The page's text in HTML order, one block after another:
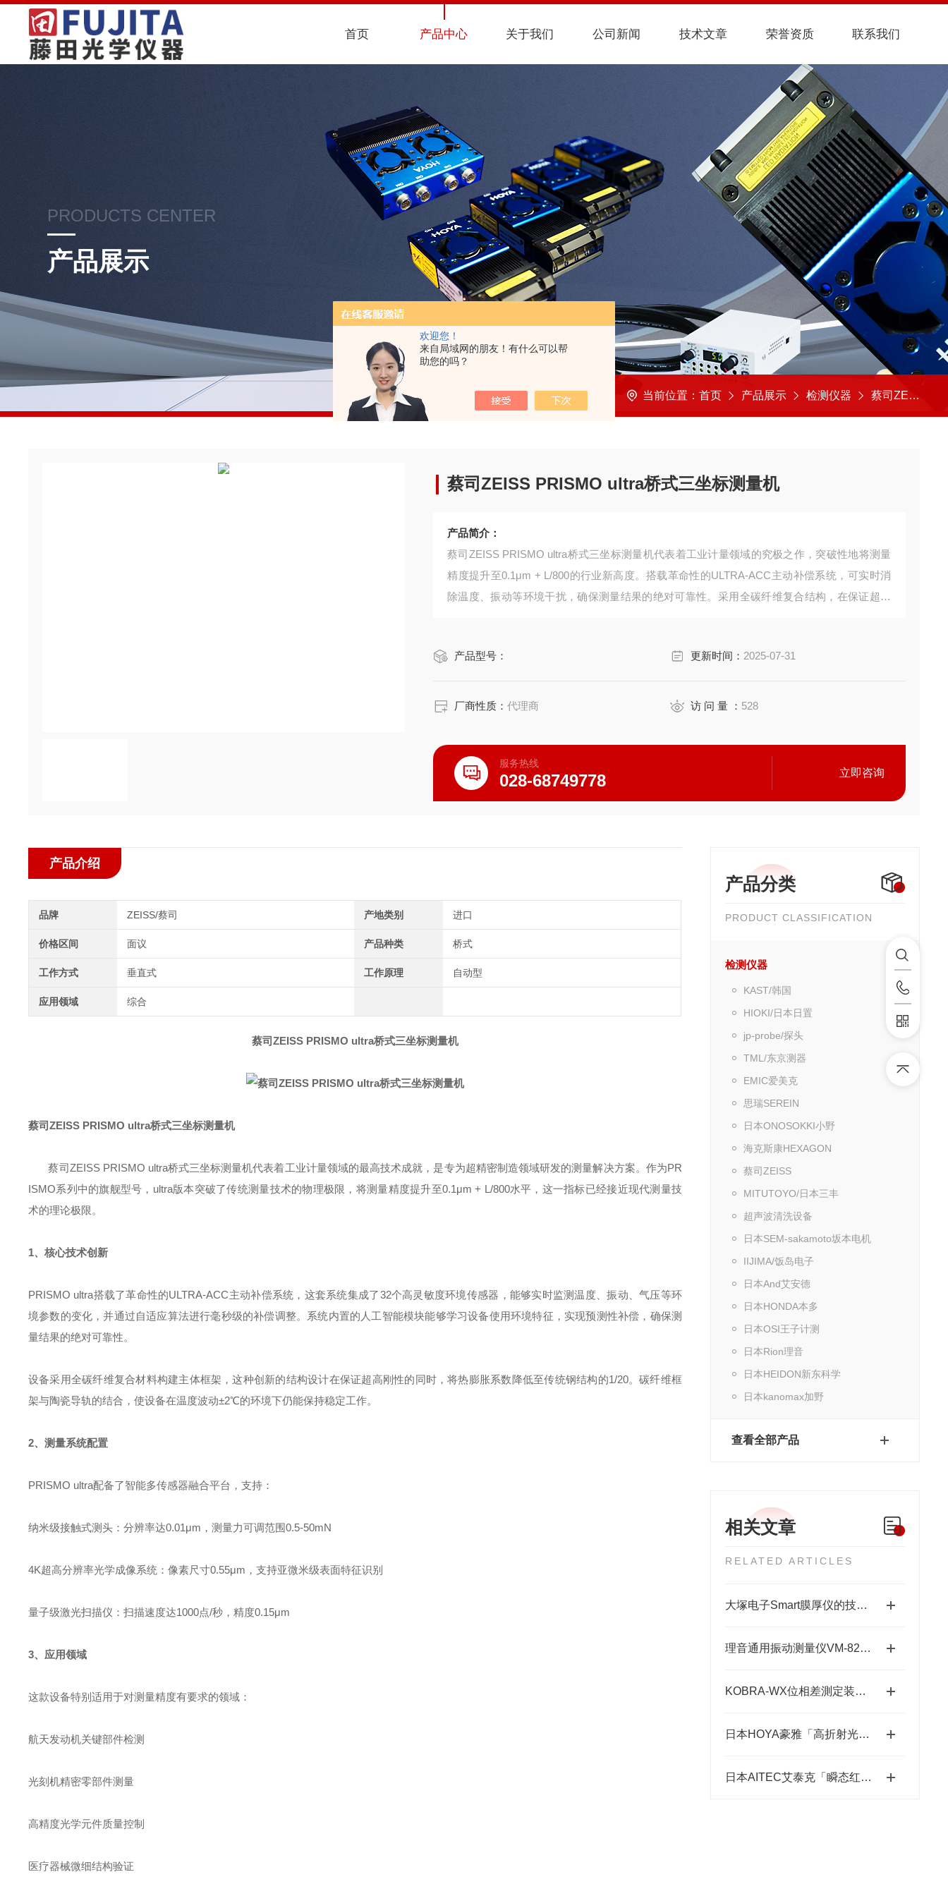
欢迎您！
来自局域网的朋友！有什么可以帮
助您的吗？
首页 产品中心 关于我们 公司新闻 技术文章 荣誉资质 联系我们
PRODUCTS CENTER
产品展示
当前位置： 首页 产品展示 检测仪器 蔡司ZEISS
蔡司ZEISS PRISMO ultra桥式三坐标测量机
产品简介：
蔡司ZEISS PRISMO ultra桥式三坐标测量机代表着工业计量领域的究极之作，突破性地将测量
精度提升至0.1μm + L/800的行业新高度。搭载革命性的ULTRA-ACC主动补偿系统，可实时消
除温度、振动等环境干扰，确保测量结果的绝对可靠性。采用全碳纤维复合结构，在保证超高
产品型号： 更新时间： 2025-07-31
厂商性质：代理商 访 问 量 ： 528
服务热线
028-68749778 立即咨询
产品分类
PRODUCT CLASSIFICATION
检测仪器
KAST/韩国
HIOKI/日本日置
jp-probe/探头
TML/东京测器
EMIC爱美克
思瑞SEREIN
日本ONOSOKKI小野
海克斯康HEXAGON
蔡司ZEISS
MITUTOYO/日本三丰
超声波清洗设备
日本SEM-sakamoto坂本电机
IIJIMA/饭岛电子
日本And艾安德
日本HONDA本多
日本OSI王子计测
日本Rion理音
日本HEIDON新东科学
日本kanomax加野
查看全部产品
相关文章
RELATED ARTICLES
大塚电子Smart膜厚仪的技术特点与应用优势
理音通用振动测量仪VM-82A的功能特性与设备维护应用
KOBRA-WX位相差測定装置技术原理：让“相位”变成“光强”
日本HOYA豪雅「高折射光学引擎」—2.0超高清折射率-总代理藤田光学
日本AITEC艾泰克「瞬态红外脉冲加热模块」总代理
产品介绍
品牌 ZEISS/蔡司 产地类别 进口
价格区间 面议 产品种类 桥式
工作方式 垂直式 工作原理 自动型
应用领域 综合
蔡司ZEISS PRISMO ultra桥式三坐标测量机
蔡司ZEISS PRISMO ultra桥式三坐标测量机
蔡司ZEISS PRISMO ultra桥式三坐标测量机代表着工业计量领域的最高技术成就，是专为超精密制造领域研发的测量解决方案。作为PR
ISMO系列中的旗舰型号，ultra版本突破了传统测量技术的物理极限，将测量精度提升至0.1μm + L/800水平，这一指标已经接近现代测量技
术的理论极限。
1、核心技术创新
PRISMO ultra搭载了革命性的ULTRA-ACC主动补偿系统，这套系统集成了32个高灵敏度环境传感器，能够实时监测温度、振动、气压等环
境参数的变化，并通过自适应算法进行毫秒级的补偿调整。系统内置的人工智能模块能够学习设备使用环境特征，实现预测性补偿，确保测
量结果的绝对可靠性。
设备采用全碳纤维复合材料构建主体框架，这种创新的结构设计在保证超高刚性的同时，将热膨胀系数降低至传统钢结构的1/20。碳纤维框
架与陶瓷导轨的结合，使设备在温度波动±2℃的环境下仍能保持稳定工作。
2、测量系统配置
PRISMO ultra配备了智能多传感器融合平台，支持：
纳米级接触式测头：分辨率达0.01μm，测量力可调范围0.5-50mN
4K超高分辨率光学成像系统：像素尺寸0.55μm，支持亚微米级表面特征识别
量子级激光扫描仪：扫描速度达1000点/秒，精度0.15μm
3、应用领域
这款设备特别适用于对测量精度有要求的领域：
航天发动机关键部件检测
光刻机精密零部件测量
高精度光学元件质量控制
医疗器械微细结构验证